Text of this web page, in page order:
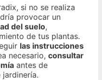
si no se realiza
provocar un
del suelo,
de tus plantas.
las instrucciones
necesario, consultar
antes de